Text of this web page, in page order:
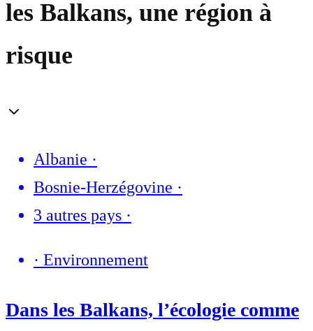
les Balkans, une région à
risque
Albanie ·
Bosnie-Herzégovine ·
3 autres pays ·
· Environnement
Dans les Balkans, l’écologie comme